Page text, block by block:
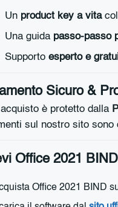
Un product key a vita
Una guida passo-passo
Supporto esperto e
Sicuro &
acquisto è protetto dalla
sul nostro sito sono
Office 2021
Office 2021 BIND